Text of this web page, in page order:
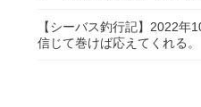
【シーバス釣行記】2022年
信じて巻けば応えてくれる。